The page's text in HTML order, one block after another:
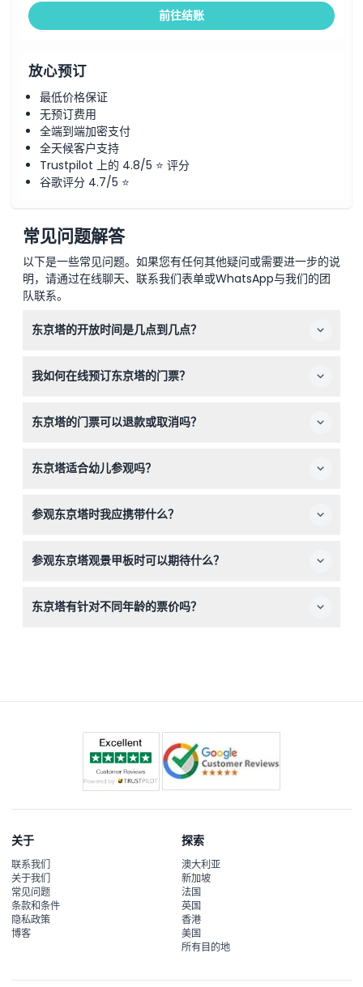
前往结账
放心预订
最低价格保证
无预订费用
全端到端加密支付
全天候客户支持
Trustpilot 上的 4.8/5 ⭐ 评分
谷歌评分 4.7/5 ⭐
常见问题解答
以下是一些常见问题。如果您有任何其他疑问或需要进一步的说
明，请通过在线聊天、联系我们表单或WhatsApp与我们的团
队联系。
东京塔的开放时间是几点到几点？
场时间为晚上10:30。顶层甲板游览时间为上午9:00至晚上
预订时确认）。
我如何在线预订东京塔的门票？
常比现场售票处价格更优惠的最佳方式。
东京塔的门票可以退款或取消吗？
确的日期和时间。
东京塔适合幼儿参观吗？
市全景的友好选择。
参观东京塔时我应携带什么？
捉惊艳的景色。如果计划探索观景甲板，建议穿舒适的鞋
参观东京塔观景甲板时可以期待什么？
地面的天行窗。为了额外体验，顶层甲板游览位于250米高
东京塔有针对不同年龄的票价吗？
关于
联系我们
关于我们
常见问题
条款和条件
隐私政策
博客
探索
澳大利亚
新加坡
法国
英国
香港
美国
所有目的地